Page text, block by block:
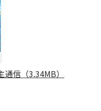
信（3.34MB）